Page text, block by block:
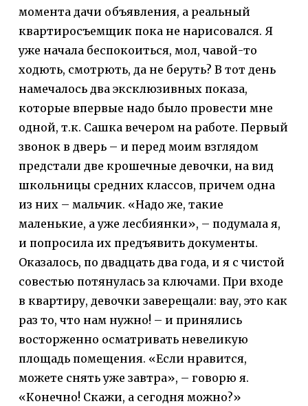
момента дачи объявления, а реальный
квартиросъемщик пока не нарисовался. Я
уже начала беспокоиться, мол, чавой-то
ходють, смотрють, да не беруть? В тот день
намечалось два эксклюзивных показа,
которые впервые надо было провести мне
одной, т.к. Сашка вечером на работе. Первый
звонок в дверь – и перед моим взглядом
предстали две крошечные девочки, на вид
школьницы средних классов, причем одна
из них – мальчик. «Надо же, такие
маленькие, а уже лесбиянки», – подумала я,
и попросила их предъявить документы.
Оказалось, по двадцать два года, и я с чистой
совестью потянулась за ключами. При входе
в квартиру, девочки заверещали: вау, это как
раз то, что нам нужно! – и принялись
восторженно осматривать невеликую
площадь помещения. «Если нравится,
можете снять уже завтра», – говорю я.
«Конечно! Скажи, а сегодня можно?»